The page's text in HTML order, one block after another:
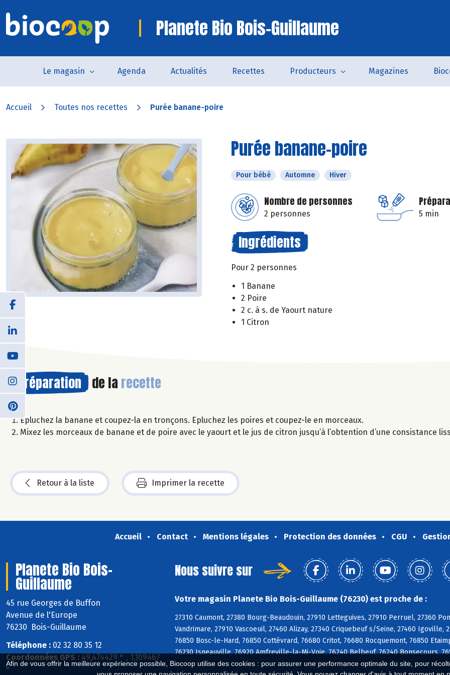
Afin de vous offrir la meilleure expérience possible, Biocoop utilise des cookies : pour assurer une performance optimale du site, pour
Planete Bio Bois-Guillaume
Le magasin Agenda Actualités Recettes Producteurs Magazines
Accueil Toutes nos recettes Purée banane-poire
Purée banane-poire
Pour bébé Automne Hiver
Nombre de personnes
2 personnes 5 min
Ingrédients
Pour 2 personnes
1 Banane
2 Poire
2 c. à s. de Yaourt nature
1 Citron
Préparation de la recette
Epluchez la banane et coupez-la en tronçons. Epluchez les poires et coupez-le en morceaux.
Mixez les morceaux de banane et de poire avec le yaourt et le jus de citron jusqu’à l’obtention d’une consistance
Retour à la liste Imprimer la recette
Accueil Contact Mentions légales Protection des données CGU
Planete Bio Bois-
Guillaume
45 rue Georges de Buffon
Avenue de l'Europe
76230 Bois-Guillaume
Téléphone : 02 32 80 35 12
Coordonnées GPS : 49,474429 ° , 1,109467
°
Nous suivre sur
Votre magasin Planete Bio Bois-Guillaume (76230) est proche de :
27310 Caumont, 27380 Bourg-Beaudouin, 27910 Letteguives, 27910 Perruel, 27360
Vandrimare, 27910 Vascoeuil, 27460 Alizay, 27340 Criquebeuf s/Seine, 27460
76850 Bosc-le-Hard, 76850 Cottévrard, 76680 Critot, 76680 Rocquemont, 76850
76230 Isneauville, 76920 Amfreville-la-Mi-Voie, 76240 Belbeuf, 76240 Bonsecours,